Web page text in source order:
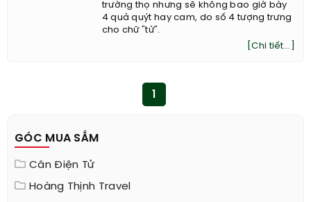
trường thọ nhưng sẽ không bao giờ bày
4 quả quýt hay cam, do số 4 tượng trưng
cho chữ "tử".
[Chi tiết...]
GÓC MUA SẮM
Cân Điện Tử
Hoàng Thịnh Travel